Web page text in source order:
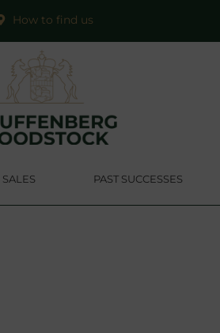
How to find us
SALES PAST SUCCESSES